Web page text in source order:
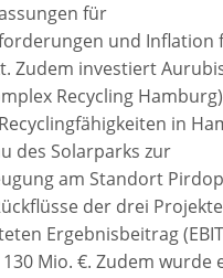
für
und Inflation
Zudem investiert
Recycling
in
des Solarparks zur
am Standort
der drei
Ergebnisbeitrag
Mio. €. Zudem wurde